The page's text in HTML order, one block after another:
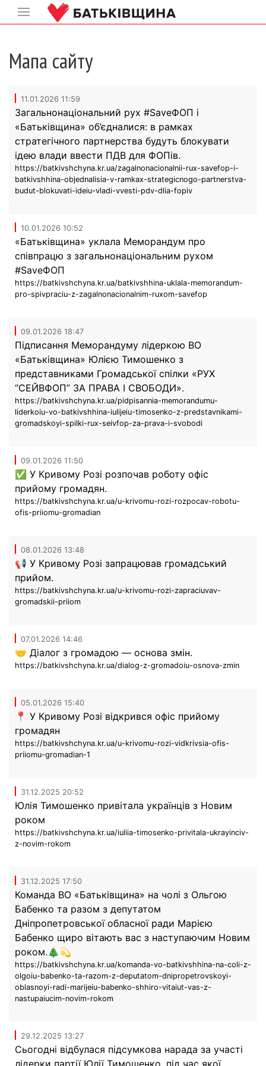
Мапа сайту
11.01.2026 11:59
Загальнонаціональний рух #SaveФОП і
«Батьківщина» об’єдналися: в рамках
стратегічного партнерства будуть блокувати
ідею влади ввести ПДВ для ФОПів.
https://batkivshchyna.kr.ua/zagalnonacionalnii-rux-savefop-i-
batkivshhina-objednalisia-v-ramkax-strategicnogo-partnerstva-
budut-blokuvati-ideiu-vladi-vvesti-pdv-dlia-fopiv
10.01.2026 10:52
«Батьківщина» уклала Меморандум про
співпрацю з загальнонаціональним рухом
#SaveФОП
https://batkivshchyna.kr.ua/batkivshhina-uklala-memorandum-
pro-spivpraciu-z-zagalnonacionalnim-ruxom-savefop
09.01.2026 18:47
Підписання Меморандуму лідеркою ВО
«Батьківщина» Юлією Тимошенко з
представниками Громадської спілки «РУХ
“СЕЙВФОП” ЗА ПРАВА І СВОБОДИ».
https://batkivshchyna.kr.ua/pidpisannia-memorandumu-
liderkoiu-vo-batkivshhina-iulijeiu-timosenko-z-predstavnikami-
gromadskoyi-spilki-rux-seivfop-za-prava-i-svobodi
09.01.2026 11:50
✅ У Кривому Розі розпочав роботу офіс
прийому громадян.
https://batkivshchyna.kr.ua/u-krivomu-rozi-rozpocav-robotu-
ofis-priiomu-gromadian
08.01.2026 13:48
📢 У Кривому Розі запрацював громадський
прийом.
https://batkivshchyna.kr.ua/u-krivomu-rozi-zapraciuvav-
gromadskii-priiom
07.01.2026 14:46
🤝 Діалог з громадою — основа змін.
https://batkivshchyna.kr.ua/dialog-z-gromadoiu-osnova-zmin
05.01.2026 15:40
📍 У Кривому Розі відкрився офіс прийому
громадян
https://batkivshchyna.kr.ua/u-krivomu-rozi-vidkrivsia-ofis-
priiomu-gromadian-1
31.12.2025 20:52
Юлія Тимошенко привітала українців з Новим
роком
https://batkivshchyna.kr.ua/iuliia-timosenko-privitala-ukrayinciv-
z-novim-rokom
31.12.2025 17:50
Команда ВО «Батьківщина» на чолі з Ольгою
Бабенко та разом з депутатом
Дніпропетровської обласної ради Марією
Бабенко щиро вітають вас з наступаючим Новим
роком.🎄💫
https://batkivshchyna.kr.ua/komanda-vo-batkivshhina-na-coli-z-
olgoiu-babenko-ta-razom-z-deputatom-dnipropetrovskoyi-
oblasnoyi-radi-marijeiu-babenko-shhiro-vitaiut-vas-z-
nastupaiucim-novim-rokom
29.12.2025 13:27
Сьогодні відбулася підсумкова нарада за участі
лідерки партії Юлії Тимошенко, під час якої